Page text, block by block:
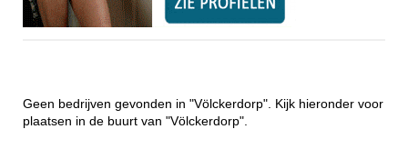
Geen bedrijven gevonden in "Völckerdorp". Kijk hieronder voor
plaatsen in de buurt van "Völckerdorp".